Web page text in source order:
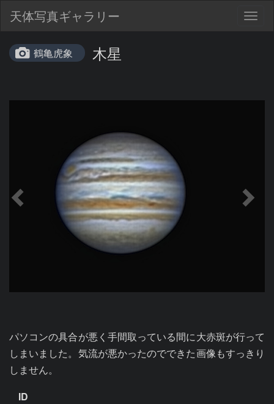
天体写真ギャラリー
鶴亀虎象 木星
パソコンの具合が悪く手間取っている間に大赤斑が行って
しまいました。気流が悪かったのでできた画像もすっきり
しません。
ID